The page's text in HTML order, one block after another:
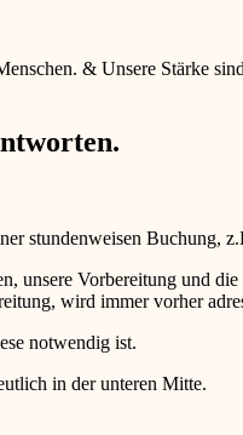
& Unsere Stärke
stundenweisen Buchung,
unsere Vorbereitung und
wird immer vorher
notwendig ist.
in der unteren Mitte.